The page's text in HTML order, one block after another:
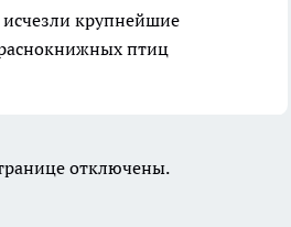
исчезли крупнейшие
птиц
отключены.